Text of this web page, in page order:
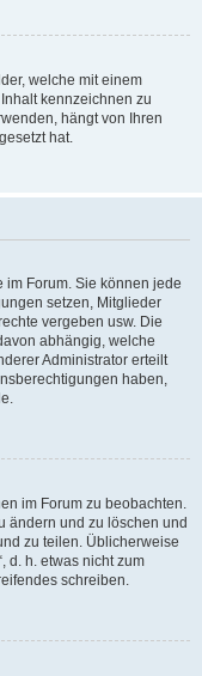
welche mit einem
kennzeichnen zu
hängt von Ihren
hat.
Forum. Sie können jede
setzen, Mitglieder
vergeben usw. Die
abhängig, welche
Administrator erteilt
haben,
im Forum zu beobachten.
ändern und zu löschen und
zu teilen. Üblicherweise
d. h. etwas nicht zum
schreiben.